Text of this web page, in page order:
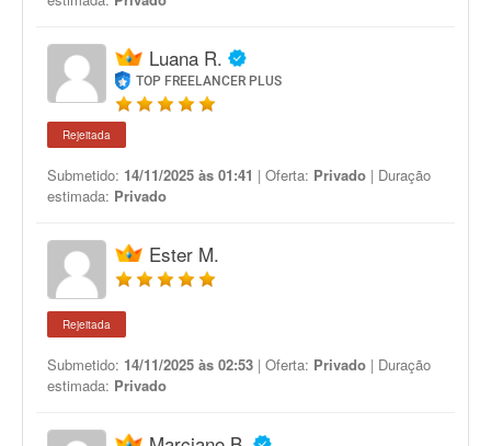
Luana R.
TOP FREELANCER PLUS
Rejeitada
Submetido: 14/11/2025 às 01:41 | Oferta: Privado | Duração
estimada: Privado
Ester M.
Rejeitada
Submetido: 14/11/2025 às 02:53 | Oferta: Privado | Duração
estimada: Privado